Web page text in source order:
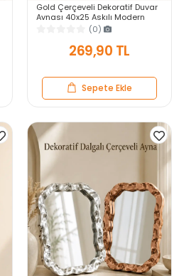
Gold Çerçeveli Dekoratif Duvar
Aynası 40x25 Askılı Modern
Salon Antre Banyo Yatak Odası
(0)
269,90 TL
Sepete Ekle